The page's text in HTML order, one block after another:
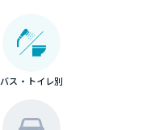
バス・トイレ別